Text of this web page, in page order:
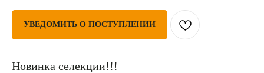
УВЕДОМИТЬ О ПОСТУПЛЕНИИ
Новинка селекции!!!